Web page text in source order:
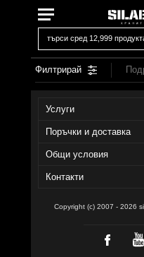
Филтрирай
Услуги
Поръчки и доставка
Общи условия
Контакти
Copyright (c) 2007 - 2026